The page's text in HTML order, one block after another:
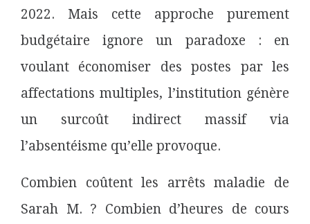
2022. Mais cette approche purement
budgétaire ignore un paradoxe : en
voulant économiser des postes par les
affectations multiples, l’institution génère
un surcoût indirect massif via
l’absentéisme qu’elle provoque.
Combien coûtent les arrêts maladie de
Sarah M. ? Combien d’heures de cours